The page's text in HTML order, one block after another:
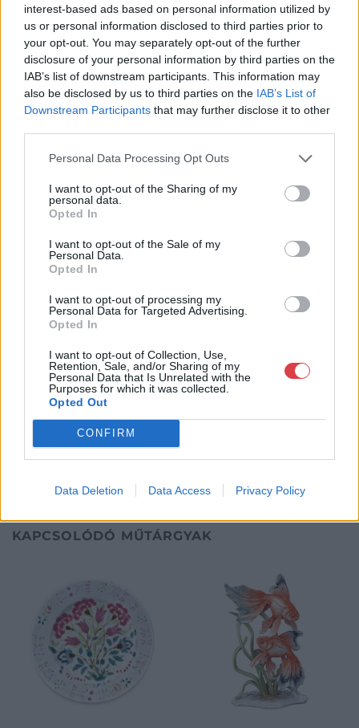
interest-based ads based on personal information utilized by
us or personal information disclosed to third parties prior to
your opt-out. You may separately opt-out of the further
disclosure of your personal information by third parties on the
IAB’s list of downstream participants. This information may
also be disclosed by us to third parties on the IAB’s List of
Downstream Participants that may further disclose it to other
Personal Data Processing Opt Outs
I want to opt-out of the Sharing of my
personal data.
Opted In
I want to opt-out of the Sale of my
Personal Data.
Opted In
I want to opt-out of processing my
Personal Data for Targeted Advertising.
Opted In
I want to opt-out of Collection, Use,
Retention, Sale, and/or Sharing of my
Personal Data that Is Unrelated with the
Purposes for which it was collected.
Opted Out
CONFIRM
Data Deletion Data Access Privacy Policy
Eladó adatai
Eladó:Nagyházi Galéria és
Aukciósház
Cím: Müller Márta
Nagyházi Galéria és Aukciósház
Kft.
1055 Budapest, Balaton utca 8.
Weboldal:
bútorok, szőnyegek, üveg, porcelán és ezüst tárgyak, ékszerek,
néprajzi tárgyak értékesítése és aukcionálása. Hagyatékok és
a tárgyfelvétel folyamatos.
GALÉRIA TOVÁBBI MŰTÁRGYAI
KAPCSOLÓDÓ MŰTÁRGYAK